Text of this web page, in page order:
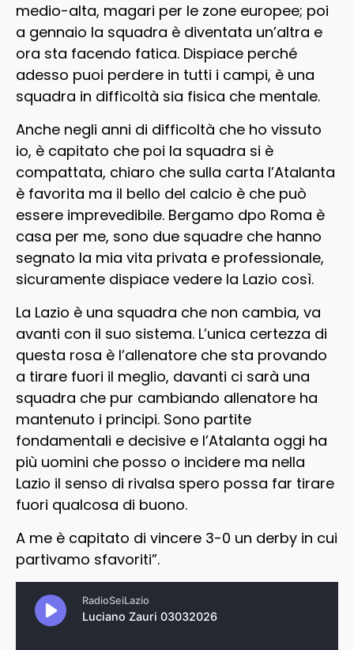
medio-alta, magari per le zone europee; poi
a gennaio la squadra è diventata un’altra e
ora sta facendo fatica. Dispiace perché
adesso puoi perdere in tutti i campi, è una
squadra in difficoltà sia fisica che mentale.
Anche negli anni di difficoltà che ho vissuto
io, è capitato che poi la squadra si è
compattata, chiaro che sulla carta l’Atalanta
è favorita ma il bello del calcio è che può
essere imprevedibile. Bergamo dpo Roma è
casa per me, sono due squadre che hanno
segnato la mia vita privata e professionale,
sicuramente dispiace vedere la Lazio così.
La Lazio è una squadra che non cambia, va
avanti con il suo sistema. L’unica certezza di
questa rosa è l’allenatore che sta provando
a tirare fuori il meglio, davanti ci sarà una
squadra che pur cambiando allenatore ha
mantenuto i principi. Sono partite
fondamentali e decisive e l’Atalanta oggi ha
più uomini che posso o incidere ma nella
Lazio il senso di rivalsa spero possa far tirare
fuori qualcosa di buono.
A me è capitato di vincere 3-0 un derby in cui
partivamo sfavoriti”.